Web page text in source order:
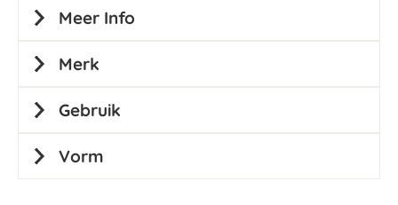
Meer Info
Merk
Gebruik
Vorm